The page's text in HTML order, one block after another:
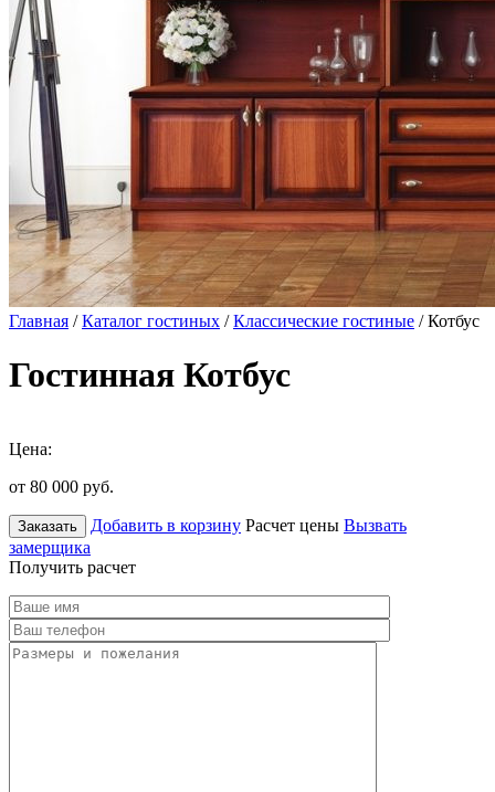
Главная /Каталог гостиных /Классические гостиные / Котбус
Гостинная Котбус
Цена:
от 80 000 руб.
Заказать Добавить в корзину Расчет цены Вызвать
замерщика
Получить расчет